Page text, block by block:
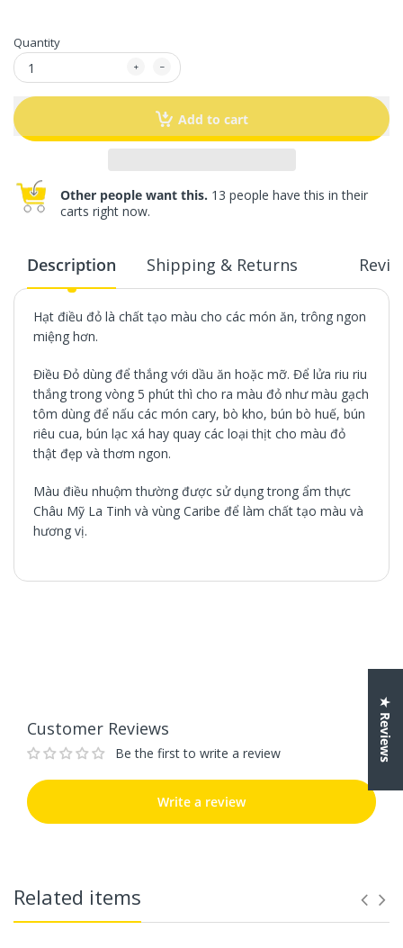
Quantity
Add to cart
Other people want this. 13 people have this in their
carts right now.
Description Shipping & Returns
Hạt điều đỏ là chất tạo màu cho các món ăn, trông ngon
miệng hơn.
Điều Đỏ dùng để thắng với dầu ăn hoặc mỡ. Để lửa riu riu
thắng trong vòng 5 phút thì cho ra màu đỏ như màu gạch
tôm dùng để nấu các món cary, bò kho, bún bò huế, bún
riêu cua, bún lạc xá hay quay các loại thịt cho màu đỏ
thật đẹp và thơm ngon.
Màu điều nhuộm thường được sử dụng trong ẩm thực
Châu Mỹ La Tinh và vùng Caribe để làm chất tạo màu và
hương vị.
Customer Reviews
Customer Reviews
Be the first to write a review
Write a review
Related items
★ Reviews